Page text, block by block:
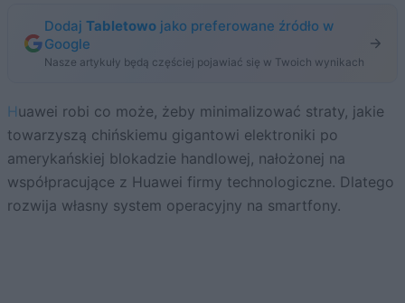
Dodaj Tabletowo jako preferowane źródło w
Google
Nasze artykuły będą częściej pojawiać się w Twoich wynikach
Huawei robi co może, żeby minimalizować straty, jakie
towarzyszą chińskiemu gigantowi elektroniki po
amerykańskiej blokadzie handlowej, nałożonej na
współpracujące z Huawei firmy technologiczne. Dlatego
rozwija własny system operacyjny na smartfony.